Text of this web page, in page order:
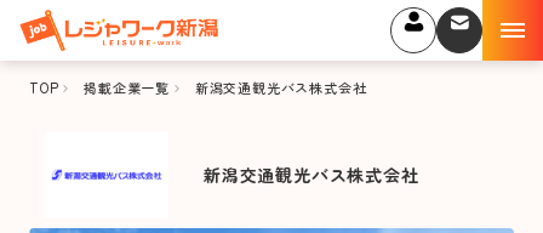
TOP 掲載企業一覧 新潟交通観光バス株式会社
新潟交通観光バス株式会社